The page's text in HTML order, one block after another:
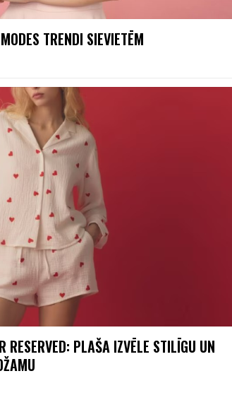
MODES TRENDI SIEVIETĒM
RESERVED: PLAŠA IZVĒLE STILĪGU UN